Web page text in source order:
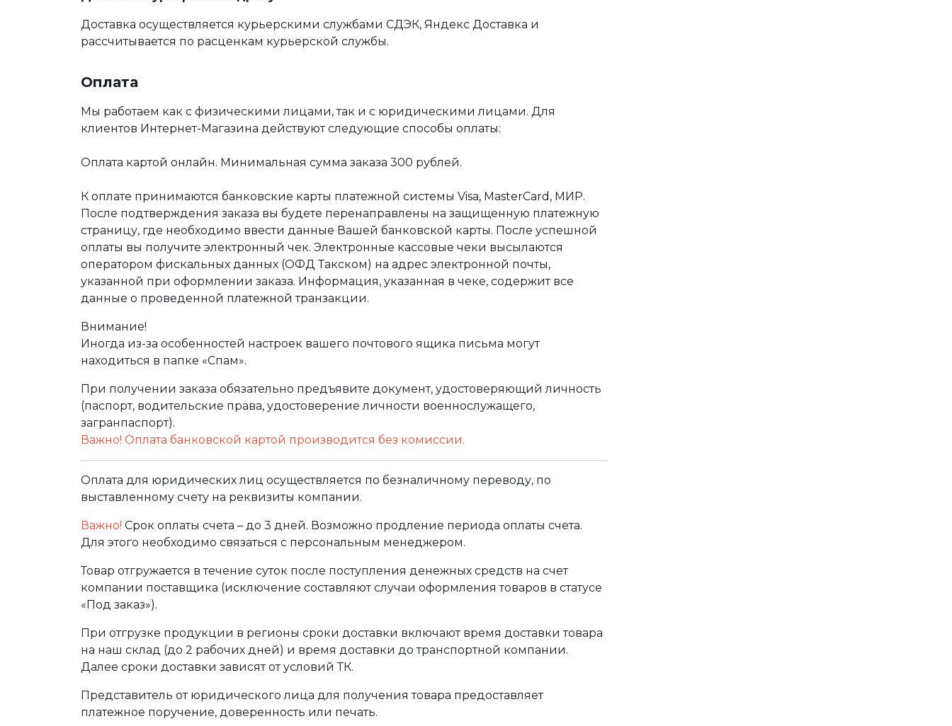
Доставка осуществляется курьерскими службами СДЭК, Яндекс Доставка и
рассчитывается по расценкам курьерской службы.
Оплата
Мы работаем как с физическими лицами, так и с юридическими лицами. Для
клиентов Интернет-Магазина действуют следующие способы оплаты:
Оплата картой онлайн. Минимальная сумма заказа 300 рублей.
К оплате принимаются банковские карты платежной системы Visa, MasterCard, МИР.
После подтверждения заказа вы будете перенаправлены на защищенную платежную
страницу, где необходимо ввести данные Вашей банковской карты. После успешной
оплаты вы получите электронный чек. Электронные кассовые чеки высылаются
оператором фискальных данных (ОФД Такском) на адрес электронной почты,
указанной при оформлении заказа. Информация, указанная в чеке, содержит все
данные о проведенной платежной транзакции.
Внимание!
Иногда из-за особенностей настроек вашего почтового ящика письма могут
находиться в папке «Спам».
При получении заказа обязательно предъявите документ, удостоверяющий личность
(паспорт, водительские права, удостоверение личности военнослужащего,
загранпаспорт).
Важно! Оплата банковской картой производится без комиссии.
Оплата для юридических лиц осуществляется по безналичному переводу, по
выставленному счету на реквизиты компании.
Важно! Срок оплаты счета – до 3 дней. Возможно продление периода оплаты счета.
Для этого необходимо связаться с персональным менеджером.
Товар отгружается в течение суток после поступления денежных средств на счет
компании поставщика (исключение составляют случаи оформления товаров в статусе
«Под заказ»).
При отгрузке продукции в регионы сроки доставки включают время доставки товара
на наш склад (до 2 рабочих дней) и время доставки до транспортной компании.
Далее сроки доставки зависят от условий ТК.
Представитель от юридического лица для получения товара предоставляет
платежное поручение, доверенность или печать.